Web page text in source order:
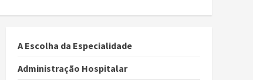
A Escolha da Especialidade
Administração Hospitalar